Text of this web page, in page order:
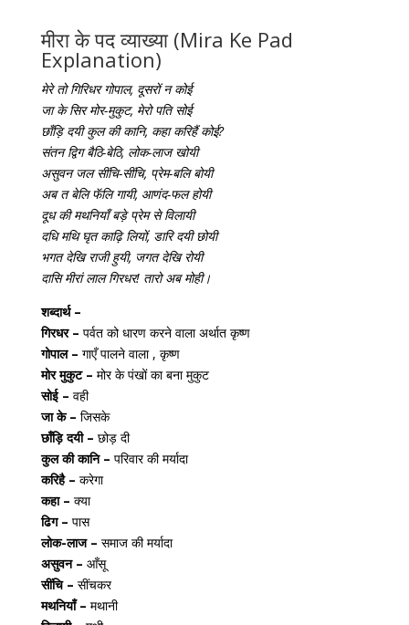
मीरा के पद व्याख्या (Mira Ke Pad
Explanation)
मेरे तो गिरिधर गोपाल, दूसरों न कोई
जा के सिर मोर-मुकुट, मेरो पति सोई
छाँड़ि दयी कुल की कानि, कहा करिहैं कोई?
संतन द्विग बैठि-बेठि, लोक-लाज खोयी
असुवन जल सींचि-सींचि, प्रेम-बलि बोयी
अब त बेलि फॅलि गायी, आणंद-फल होयी
दूध की मथनियाँ बड़े प्रेम से विलायी
दधि मथि घृत काढ़ि लियों, डारि दयी छोयी
भगत देखि राजी हुयी, जगत देखि रोयी
दासि मीरां लाल गिरधर! तारो अब मोही।
शब्दार्थ –
गिरधर – पर्वत को धारण करने वाला अर्थात कृष्ण
गोपाल – गाएँ पालने वाला , कृष्ण
मोर मुकुट – मोर के पंखों का बना मुकुट
सोई – वही
जा के – जिसके
छाँड़ि दयी – छोड़ दी
कुल की कानि – परिवार की मर्यादा
करिहै – करेगा
कहा – क्या
ढिग – पास
लोक-लाज – समाज की मर्यादा
असुवन – आँसू
सींचि – सींचकर
मथनियाँ – मथानी